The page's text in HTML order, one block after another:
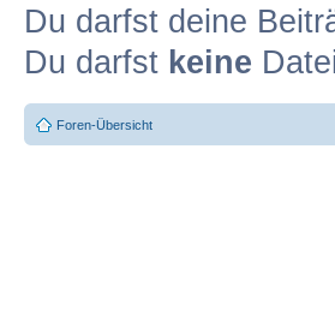
Du darfst deine
Du darfst keine
Foren-Übersicht